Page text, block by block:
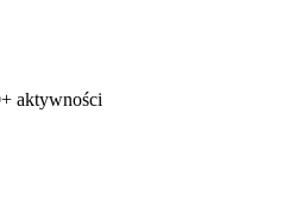
aktywności